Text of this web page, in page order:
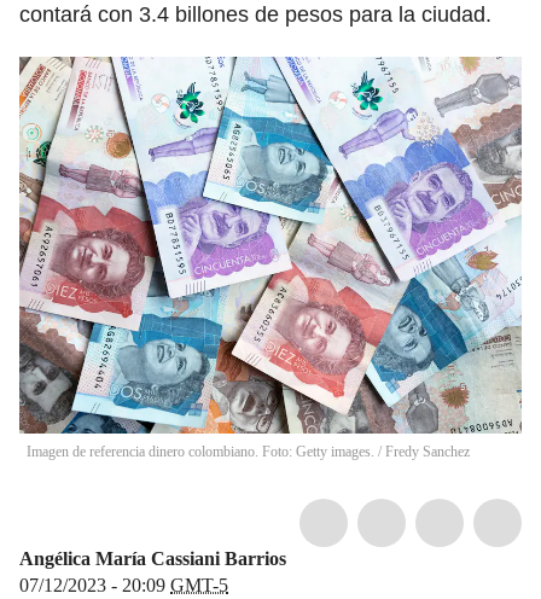
contará con 3.4 billones de pesos para la ciudad.
Imagen de referencia dinero colombiano. Foto: Getty images. / Fredy Sanchez
Angélica María Cassiani Barrios
07/12/2023 - 20:09 GMT-5